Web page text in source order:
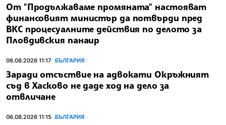
От "Продължаваме промяната" настояват
финансовият министър да потвърди пред
ВКС процесуалните действия по делото за
Пловдивския панаир
06.08.2026 11:17 БЪЛГАРИЯ
Заради отсъствие на адвокати Окръжният
съд в Хасково не даде ход на дело за
отвличане
06.08.2026 11:15 БЪЛГАРИЯ